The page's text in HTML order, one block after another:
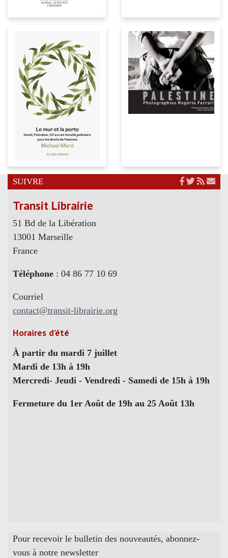
SUIVRE
Transit Librairie
51 Bd de la Libération
13001 Marseille
France
Téléphone : 04 86 77 10 69
Courriel
contact@transit-librairie.org
Horaires d’été
À partir du mardi 7 juillet
Mardi de 13h à 19h
Mercredi- Jeudi - Vendredi - Samedi de 15h à 19h
Fermeture du 1er Août de 19h au 25 Août 13h
Pour recevoir le bulletin des nouveautés, abonnez-
vous à notre newsletter